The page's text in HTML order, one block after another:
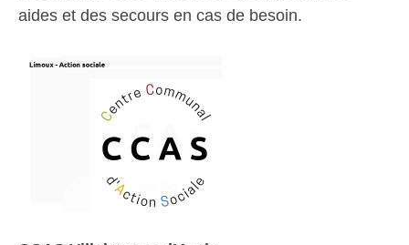
aides et des secours en cas de besoin.